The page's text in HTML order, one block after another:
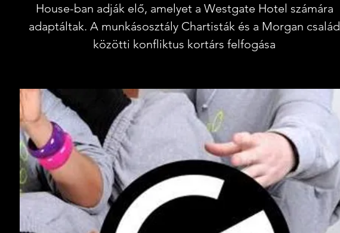
House-ban adják elő, amelyet a Westgate Hotel számára
adaptáltak. A munkásosztály Chartisták és a Morgan család
közötti konfliktus kortárs felfogása